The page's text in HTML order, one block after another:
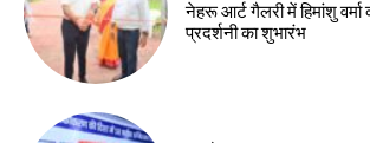
नेहरू आर्ट गैलरी में हिमांशु
प्रदर्शनी का शुभारंभ